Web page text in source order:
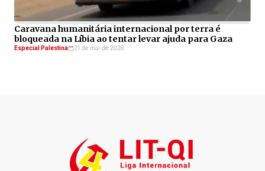
Caravana humanitária internacional por terra é
bloqueada na Líbia ao tentar levar ajuda para Gaza
Especial Palestina 21 de mai de 2026